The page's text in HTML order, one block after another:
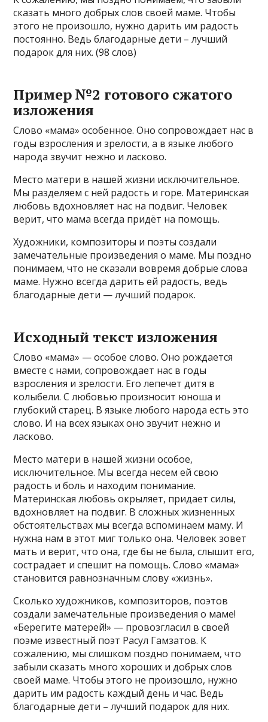
сказать много добрых слов своей маме. Чтобы
этого не произошло, нужно дарить им радость
постоянно. Ведь благодарные дети – лучший
подарок для них. (98 слов)
Пример №2 готового сжатого
изложения
Слово «мама» особенное. Оно сопровождает нас в
годы взросления и зрелости, а в языке любого
народа звучит нежно и ласково.
Место матери в нашей жизни исключительное.
Мы разделяем с ней радость и горе. Материнская
любовь вдохновляет нас на подвиг. Человек
верит, что мама всегда придёт на помощь.
Художники, композиторы и поэты создали
замечательные произведения о маме. Мы поздно
понимаем, что не сказали вовремя добрые слова
маме. Нужно всегда дарить ей радость, ведь
благодарные дети — лучший подарок.
Исходный текст изложения
Слово «мама» — особое слово. Оно рождается
вместе с нами, сопровождает нас в годы
взросления и зрелости. Его лепечет дитя в
колыбели. С любовью произносит юноша и
глубокий старец. В языке любого народа есть это
слово. И на всех языках оно звучит нежно и
ласково.
Место матери в нашей жизни особое,
исключительное. Мы всегда несем ей свою
радость и боль и находим понимание.
Материнская любовь окрыляет, придает силы,
вдохновляет на подвиг. В сложных жизненных
обстоятельствах мы всегда вспоминаем маму. И
нужна нам в этот миг только она. Человек зовет
мать и верит, что она, где бы не была, слышит его,
сострадает и спешит на помощь. Слово «мама»
становится равнозначным слову «жизнь».
Сколько художников, композиторов, поэтов
создали замечательные произведения о маме!
«Берегите матерей!» — провозгласил в своей
поэме известный поэт Расул Гамзатов. К
сожалению, мы слишком поздно понимаем, что
забыли сказать много хороших и добрых слов
своей маме. Чтобы этого не произошло, нужно
дарить им радость каждый день и час. Ведь
благодарные дети – лучший подарок для них.